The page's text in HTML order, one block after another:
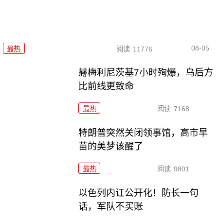
最热 阅读 11776 08-05
赫梅利尼茨基7小时殉爆，乌后方
比前线更致命
最热 阅读 7168
特朗普突然关闭领事馆，高市早
苗的美梦该醒了
最热 阅读 9801
以色列内讧公开化！防长一句
话，军队不买账